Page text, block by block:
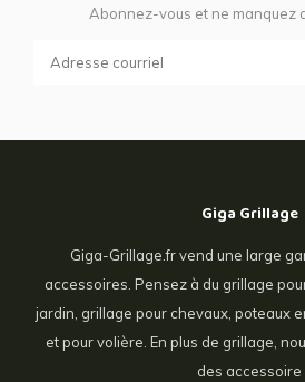
Abonnez-vous et ne manquez
Giga Grillage
Giga-Grillage.fr vend une large
accessoires. Pensez à du grillage
jardin, grillage pour chevaux, poteaux
et pour volière. En plus de grillage,
des accessoire